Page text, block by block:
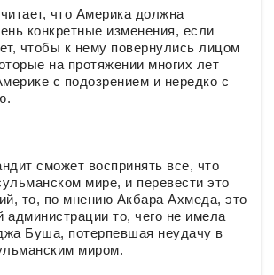
что Америка должна
конкретные изменения, если
чтобы к нему повернулись лицом
на протяжении многих лет
с подозрением и нередко с
сможет воспринять все, что
мире, и перевести это
то, по мнению Акбара Ахмеда, это
администрации то, чего не имела
Буша, потерпевшая неудачу в
миром.